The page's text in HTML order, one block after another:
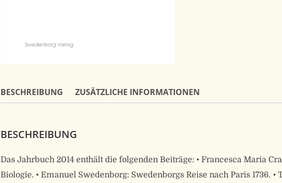
BESCHREIBUNG ZUSÄTZLICHE INFORMATIONEN
BESCHREIBUNG
Das Jahrbuch 2014 enthält die folgenden Beiträge: • Francesca Maria
Biologie. • Emanuel Swedenborg: Swedenborgs Reise nach Paris 1736. •